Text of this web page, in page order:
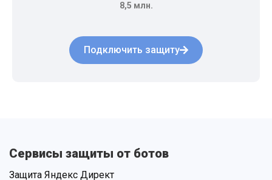
8,5 млн.
Подключить защиту
Сервисы защиты от ботов
Защита Яндекс Директ